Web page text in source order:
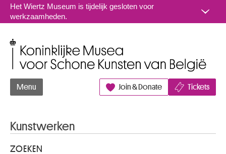
Naar inhoud
Het Wiertz Museum is tijdelijk gesloten voor
werkzaamheden.
Menu Join & Donate Tickets
Kunstwerken
ZOEKEN